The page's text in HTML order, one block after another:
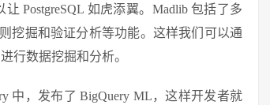
PostgreSQL 如虎添翼。Madlib 包括了多
挖掘和验证分析等功能。这样我们可以通
行数据挖掘和分析。
中，发布了 BigQuery ML，这样开发者就